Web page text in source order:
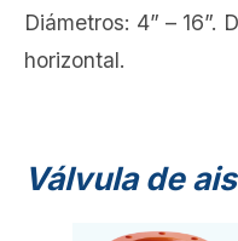
Diámetros: 4” – 16”.
horizontal.
Válvula de